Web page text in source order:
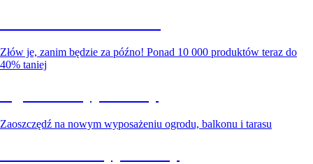
Złów je, zanim będzie za późno! Ponad 10 000 produktów teraz do
40% taniej
Zaoszczędź na nowym wyposażeniu ogrodu, balkonu i tarasu